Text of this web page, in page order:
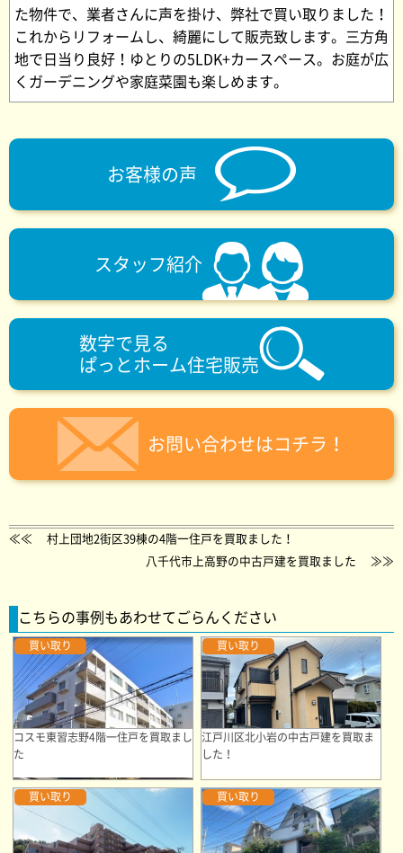
た物件で、業者さんに声を掛け、弊社で買い取りました！
これからリフォームし、綺麗にして販売致します。三方角
地で日当り良好！ゆとりの5LDK+カースペース。お庭が広
くガーデニングや家庭菜園も楽しめます。
お客様の声
スタッフ紹介
数字で見る
ぱっとホーム住宅販売
お問い合わせはコチラ！
≪≪ 村上団地2街区39棟の4階一住戸を買取ました！
八千代市上高野の中古戸建を買取ました ≫≫
こちらの事例もあわせてごらんください
買い取り
コスモ東習志野4階一住戸を買取まし
た
買い取り
江戸川区北小岩の中古戸建を買取ま
した！
買い取り 買い取り